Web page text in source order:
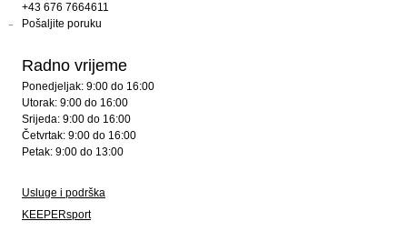
+43 676 7664611
Pošaljite poruku
Radno vrijeme
Ponedjeljak: 9:00 do 16:00
Utorak: 9:00 do 16:00
Srijeda: 9:00 do 16:00
Četvrtak: 9:00 do 16:00
Petak: 9:00 do 13:00
Usluge i podrška
KEEPERsport